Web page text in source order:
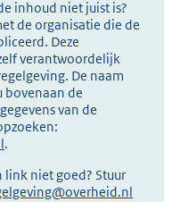
inhoud niet juist is?
de organisatie die de
Deze
verantwoordelijk
De naam
bovenaan de
van de
.
link niet goed? Stuur